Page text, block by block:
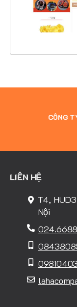
CÔNG
LIÊN HỆ
T4, HUD3
Nội